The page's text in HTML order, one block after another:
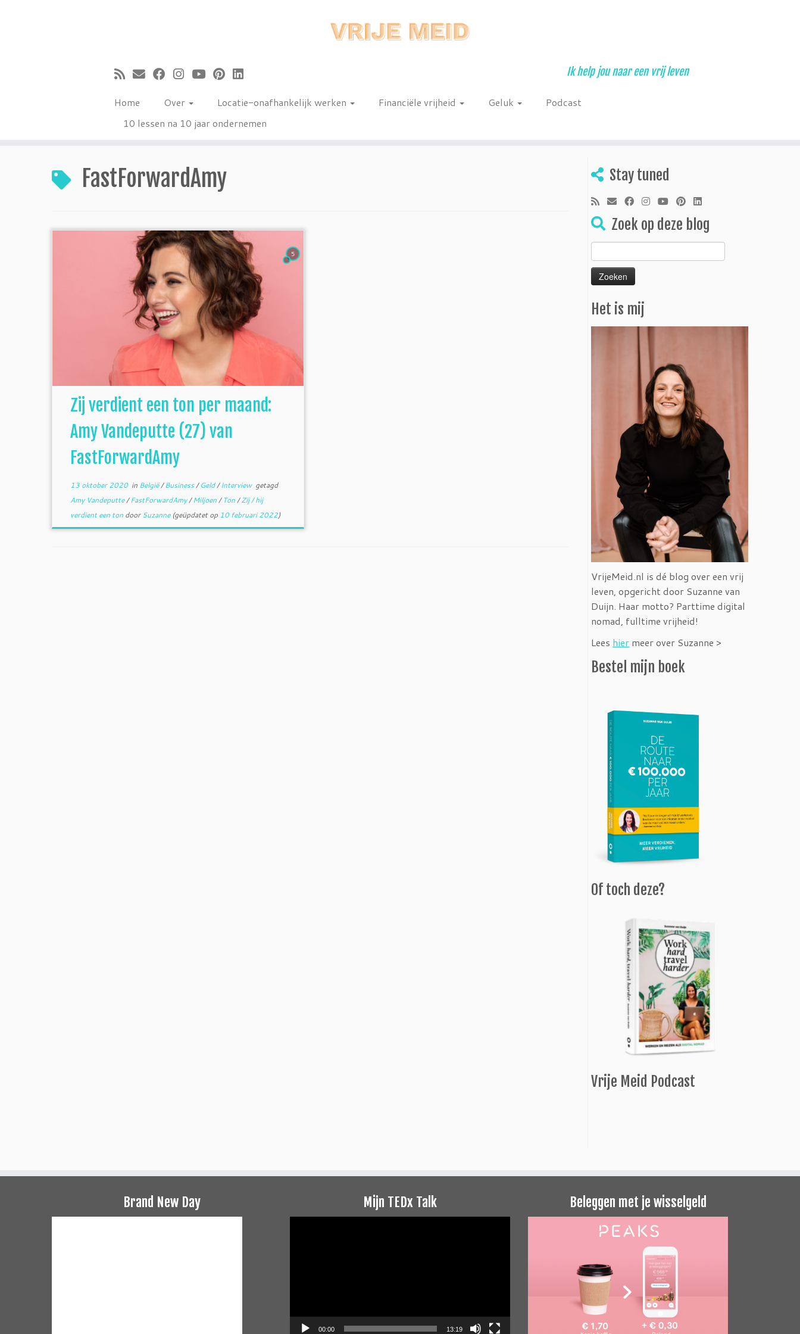
Ik help jou naar een vrij leven
Home Over Locatie-onafhankelijk werken Financiële vrijheid Geluk
Podcast
10 lessen na 10 jaar ondernemen
FastForwardAmy
5
Zij verdient een ton per maand:
Amy Vandeputte (27) van
FastForwardAmy
13 oktober 2020in België/Business/Geld/Interview getagd
Amy Vandeputte/FastForwardAmy/Miljoen/Ton/Zij / hij
verdient een ton doorSuzanne(geüpdatet op 10 februari 2022)
Stay tuned
Zoek op deze blog
Zoeken
naar:
Het is mij
VrijeMeid.nl is dé blog over een vrij
leven, opgericht door Suzanne van
Duijn. Haar motto? Parttime digital
nomad, fulltime vrijheid!
Lees hier meer over Suzanne >
Bestel mijn boek
Of toch deze?
Vrije Meid Podcast
Brand New Day Mijn TEDx Talk
00:00 13:19
Beleggen met je wisselgeld